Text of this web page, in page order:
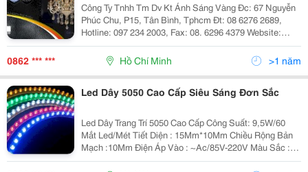
Công Ty Tnhh Tm Dv Kt Ánh Sáng Vàng Đc: 67 Nguyễn
Phúc Chu, P15, Tân Bình, Tphcm Đt: 08 6276 2689,
Hotline: 097 234 2003, Fax: 08. 6296 4379 Website:
Http://Www.anhsangvang.com.vn Email:
Anhsangvang01@Gmail.com Công Ty Ánh Sáng Vàng
0862 *** *** Hồ Chí Minh >1 năm
Led Dây 5050 Cao Cấp Siêu Sáng Đơn Sắc
Led Dây Trang Trí 5050 Cao Cấp Công Suất: 9,5W/60
Mắt Led/Mét Tiết Diện : 15Mm*10Mm Chiều Rộng Bản
Mạch :10Mm Điện Áp Vào : ~Ac/85V-220V Màu Sắc :
Trắng/ Vàng/ Xanh Lá/ Xanh Dương / Đỏ Quang Hiệu